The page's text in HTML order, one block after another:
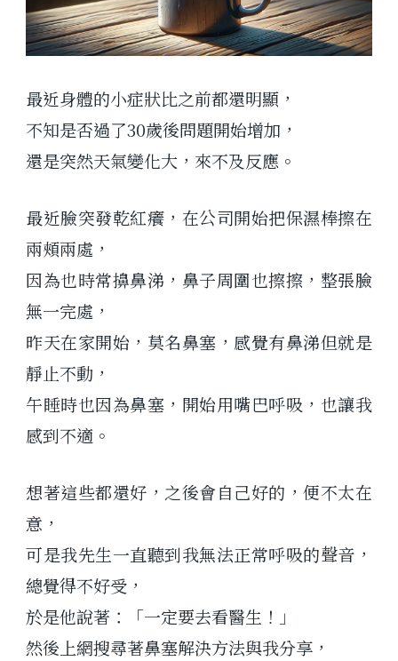
最近身體的小症狀比之前都還明顯，
不知是否過了30歲後問題開始增加，
還是突然天氣變化大，來不及反應。
最近臉突發乾紅癢，在公司開始把保濕棒擦在
兩頰兩處，
因為也時常擤鼻涕，鼻子周圍也擦擦，整張臉
無一完處，
昨天在家開始，莫名鼻塞，感覺有鼻涕但就是
靜止不動，
午睡時也因為鼻塞，開始用嘴巴呼吸，也讓我
感到不適。
想著這些都還好，之後會自己好的，便不太在
意，
可是我先生一直聽到我無法正常呼吸的聲音，
總覺得不好受，
於是他說著：「一定要去看醫生！」
然後上網搜尋著鼻塞解決方法與我分享，